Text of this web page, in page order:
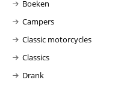
Boeken
Campers
Classic motorcycles
Classics
Drank